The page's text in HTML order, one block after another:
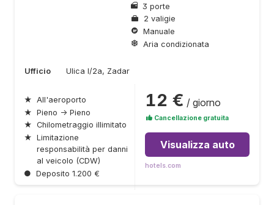
3 porte
2 valigie
Manuale
Aria condizionata
Ufficio Ulica I/2a, Zadar
★ All'aeroporto
★ Pieno → Pieno
★ Chilometraggio illimitato
★ Limitazione
responsabilità per danni
al veicolo (CDW)
● Deposito 1.200 €
12 € / giorno
Cancellazione gratuita
Visualizza auto
hotels.com